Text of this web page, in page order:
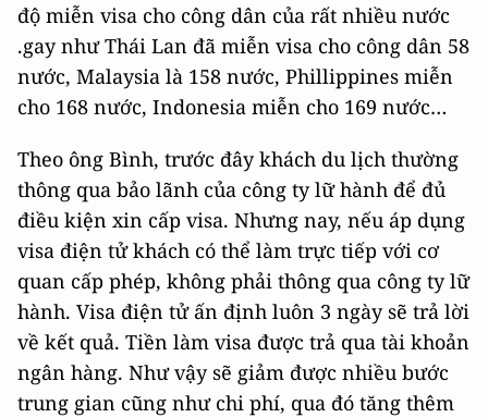
độ miễn visa cho công dân của rất nhiều nước
.gay như Thái Lan đã miễn visa cho công dân 58
nước, Malaysia là 158 nước, Phillippines miễn
cho 168 nước, Indonesia miễn cho 169 nước…
Theo ông Bình, trước đây khách du lịch thường
thông qua bảo lãnh của công ty lữ hành để đủ
điều kiện xin cấp visa. Nhưng nay, nếu áp dụng
visa điện tử khách có thể làm trực tiếp với cơ
quan cấp phép, không phải thông qua công ty lữ
hành. Visa điện tử ấn định luôn 3 ngày sẽ trả lời
về kết quả. Tiền làm visa được trả qua tài khoản
ngân hàng. Như vậy sẽ giảm được nhiều bước
trung gian cũng như chi phí, qua đó tăng thêm